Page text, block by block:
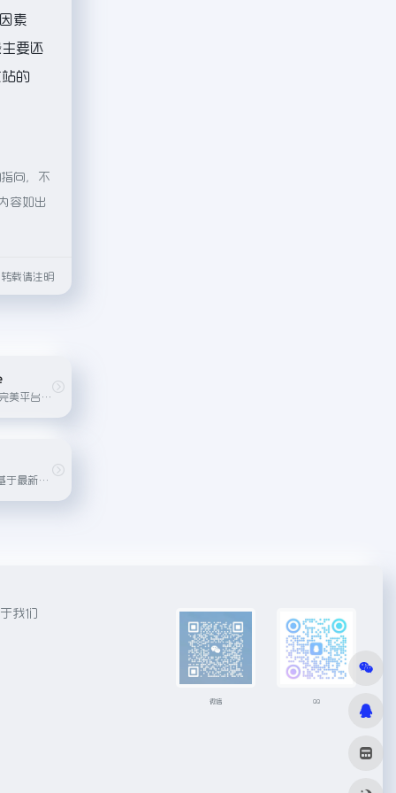
素
要还
的
向，不
容如出
载请注明
展示和共享代码的完美平台，通过人工智能辅助进行增强，实现更智能的编程。
飞牛私有云 fnOS 基于最新Linux内核深度开发，兼容x86硬件，存储自由，灵活扩容；系统正版免费、无损更新；
我们
微信 QQ